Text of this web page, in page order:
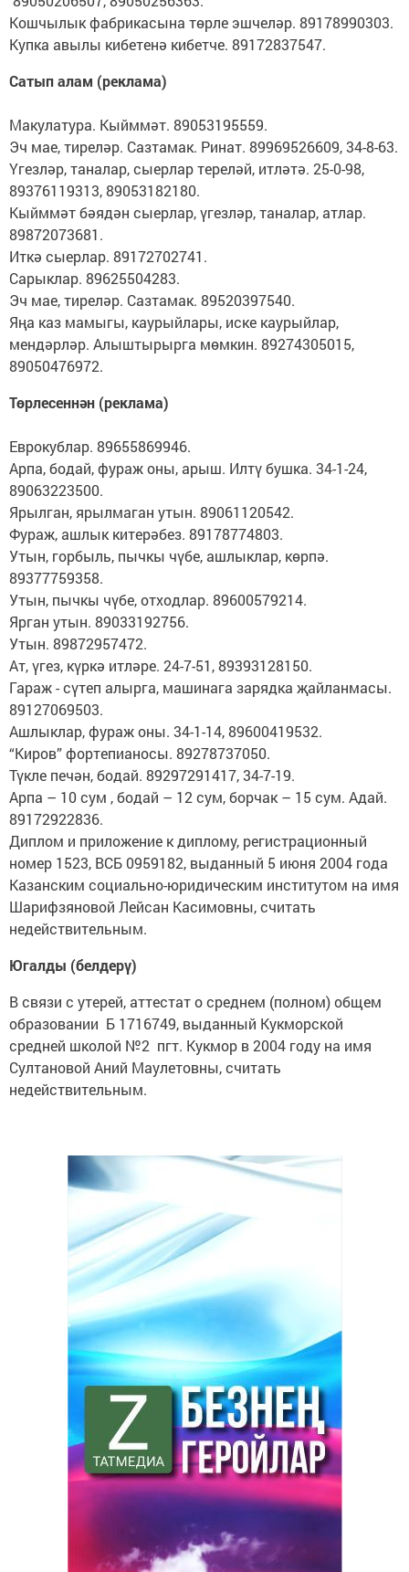
Кошчылык фабрикасына төрле эшчеләр. 89178990303.
Купка авылы кибетенә кибетче. 89172837547.
Сатып алам (реклама)
Макулатура. Кыйммәт. 89053195559.
Эч мае, тиреләр. Сазтамак. Ринат. 89969526609, 34-8-63.
Үгезләр, таналар, сыерлар тереләй, итләтә. 25-0-98,
89376119313, 89053182180.
Кыйммәт бәядән сыерлар, үгезләр, таналар, атлар.
89872073681.
Иткә сыерлар. 89172702741.
Сарыклар. 89625504283.
Эч мае, тиреләр. Сазтамак. 89520397540.
Яңа каз мамыгы, каурыйлары, иске каурыйлар,
мендәрләр. Алыштырырга мөмкин. 89274305015,
89050476972.
Төрлесеннән (реклама)
Еврокублар. 89655869946.
Арпа, бодай, фураж оны, арыш. Илтү бушка. 34-1-24,
89063223500.
Ярылган, ярылмаган утын. 89061120542.
Фураж, ашлык китерәбез. 89178774803.
Утын, горбыль, пычкы чүбе, ашлыклар, көрпә.
89377759358.
Утын, пычкы чүбе, отходлар. 89600579214.
Ярган утын. 89033192756.
Утын. 89872957472.
Ат, үгез, күркә итләре. 24-7-51, 89393128150.
Гараж - сүтеп алырга, машинага зарядка җайланмасы.
89127069503.
Ашлыклар, фураж оны. 34-1-14, 89600419532.
“Киров” фортепианосы. 89278737050.
Түкле печән, бодай. 89297291417, 34-7-19.
Арпа – 10 сум , бодай – 12 сум, борчак – 15 сум. Адай.
89172922836.
Диплом и приложение к диплому, регистрационный
номер 1523, ВСБ 0959182, выданный 5 июня 2004 года
Казанским социально-юридическим институтом на имя
Шарифзяновой Лейсан Касимовны, считать
недействительным.
Югалды (белдерү)
В связи с утерей, аттестат о среднем (полном) общем
образовании Б 1716749, выданный Кукморской
средней школой №2 пгт. Кукмор в 2004 году на имя
Султановой Аний Маулетовны, считать
недействительным.